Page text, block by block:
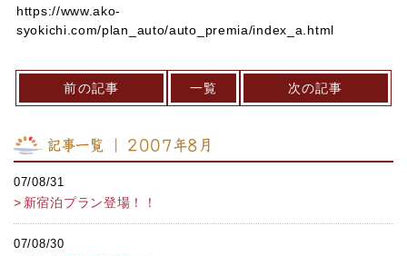
https://www.ako-
syokichi.com/plan_auto/auto_premia/index_a.html
前の記事 一覧 次の記事
記事一覧 ｜ 2007年8月
07/08/31
新宿泊プラン登場！！
07/08/30